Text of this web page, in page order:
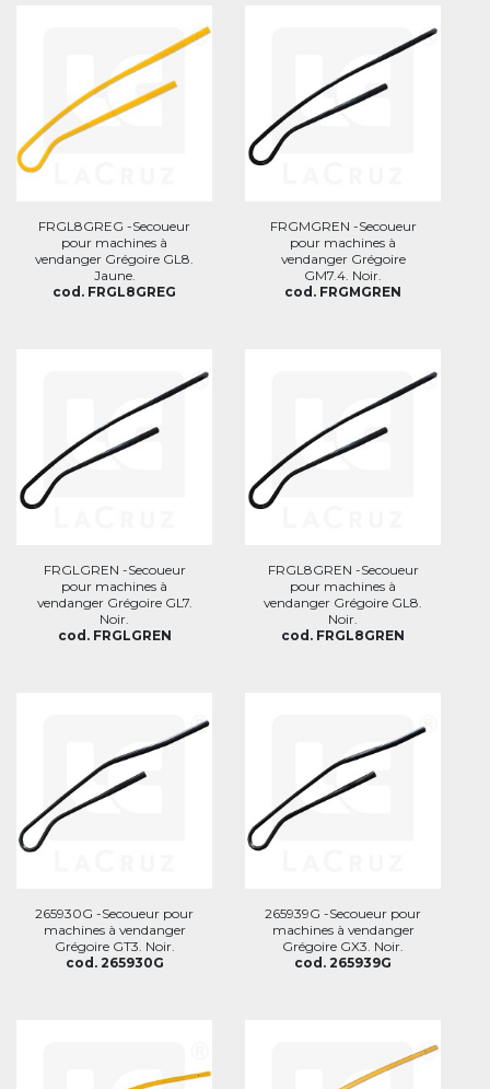
FRGL8GREG -Secoueur
pour machines à
vendanger Grégoire GL8.
Jaune.
cod. FRGL8GREG
FRGMGREN -Secoueur
pour machines à
vendanger Grégoire
GM7.4. Noir.
cod. FRGMGREN
FRGLGREN -Secoueur
pour machines à
vendanger Grégoire GL7.
Noir.
cod. FRGLGREN
FRGL8GREN -Secoueur
pour machines à
vendanger Grégoire GL8.
Noir.
cod. FRGL8GREN
265930G -Secoueur pour
machines à vendanger
Grégoire GT3. Noir.
cod. 265930G
265939G -Secoueur pour
machines à vendanger
Grégoire GX3. Noir.
cod. 265939G